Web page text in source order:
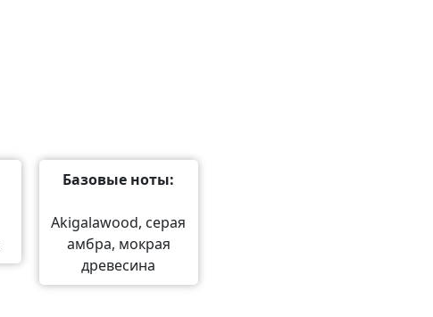
Базовые ноты:
Akigalawood, серая
амбра, мокрая
древесина